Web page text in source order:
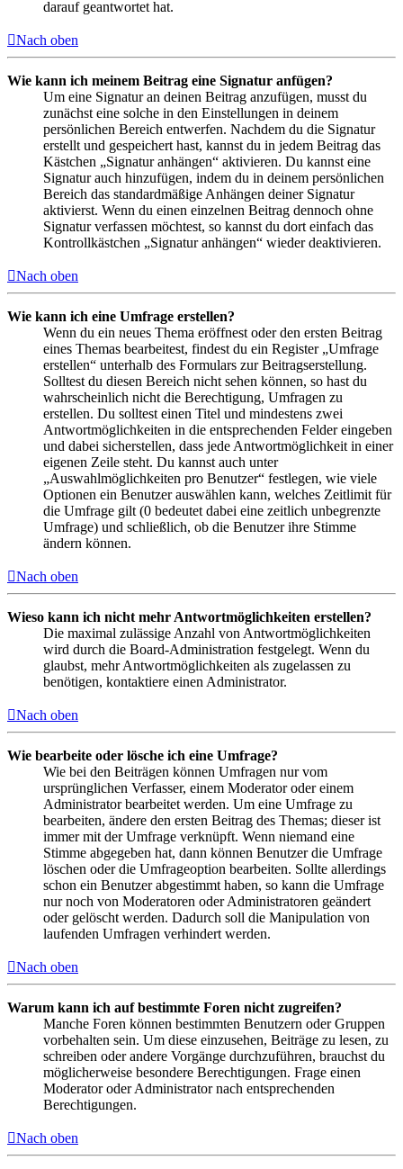
darauf geantwortet hat.
Nach oben
Wie kann ich meinem Beitrag eine Signatur anfügen?
Um eine Signatur an deinen Beitrag anzufügen, musst du
zunächst eine solche in den Einstellungen in deinem
persönlichen Bereich entwerfen. Nachdem du die Signatur
erstellt und gespeichert hast, kannst du in jedem Beitrag das
Kästchen „Signatur anhängen“ aktivieren. Du kannst eine
Signatur auch hinzufügen, indem du in deinem persönlichen
Bereich das standardmäßige Anhängen deiner Signatur
aktivierst. Wenn du einen einzelnen Beitrag dennoch ohne
Signatur verfassen möchtest, so kannst du dort einfach das
Kontrollkästchen „Signatur anhängen“ wieder deaktivieren.
Nach oben
Wie kann ich eine Umfrage erstellen?
Wenn du ein neues Thema eröffnest oder den ersten Beitrag
eines Themas bearbeitest, findest du ein Register „Umfrage
erstellen“ unterhalb des Formulars zur Beitragserstellung.
Solltest du diesen Bereich nicht sehen können, so hast du
wahrscheinlich nicht die Berechtigung, Umfragen zu
erstellen. Du solltest einen Titel und mindestens zwei
Antwortmöglichkeiten in die entsprechenden Felder eingeben
und dabei sicherstellen, dass jede Antwortmöglichkeit in einer
eigenen Zeile steht. Du kannst auch unter
„Auswahlmöglichkeiten pro Benutzer“ festlegen, wie viele
Optionen ein Benutzer auswählen kann, welches Zeitlimit für
die Umfrage gilt (0 bedeutet dabei eine zeitlich unbegrenzte
Umfrage) und schließlich, ob die Benutzer ihre Stimme
ändern können.
Nach oben
Wieso kann ich nicht mehr Antwortmöglichkeiten erstellen?
Die maximal zulässige Anzahl von Antwortmöglichkeiten
wird durch die Board-Administration festgelegt. Wenn du
glaubst, mehr Antwortmöglichkeiten als zugelassen zu
benötigen, kontaktiere einen Administrator.
Nach oben
Wie bearbeite oder lösche ich eine Umfrage?
Wie bei den Beiträgen können Umfragen nur vom
ursprünglichen Verfasser, einem Moderator oder einem
Administrator bearbeitet werden. Um eine Umfrage zu
bearbeiten, ändere den ersten Beitrag des Themas; dieser ist
immer mit der Umfrage verknüpft. Wenn niemand eine
Stimme abgegeben hat, dann können Benutzer die Umfrage
löschen oder die Umfrageoption bearbeiten. Sollte allerdings
schon ein Benutzer abgestimmt haben, so kann die Umfrage
nur noch von Moderatoren oder Administratoren geändert
oder gelöscht werden. Dadurch soll die Manipulation von
laufenden Umfragen verhindert werden.
Nach oben
Warum kann ich auf bestimmte Foren nicht zugreifen?
Manche Foren können bestimmten Benutzern oder Gruppen
vorbehalten sein. Um diese einzusehen, Beiträge zu lesen, zu
schreiben oder andere Vorgänge durchzuführen, brauchst du
möglicherweise besondere Berechtigungen. Frage einen
Moderator oder Administrator nach entsprechenden
Berechtigungen.
Nach oben